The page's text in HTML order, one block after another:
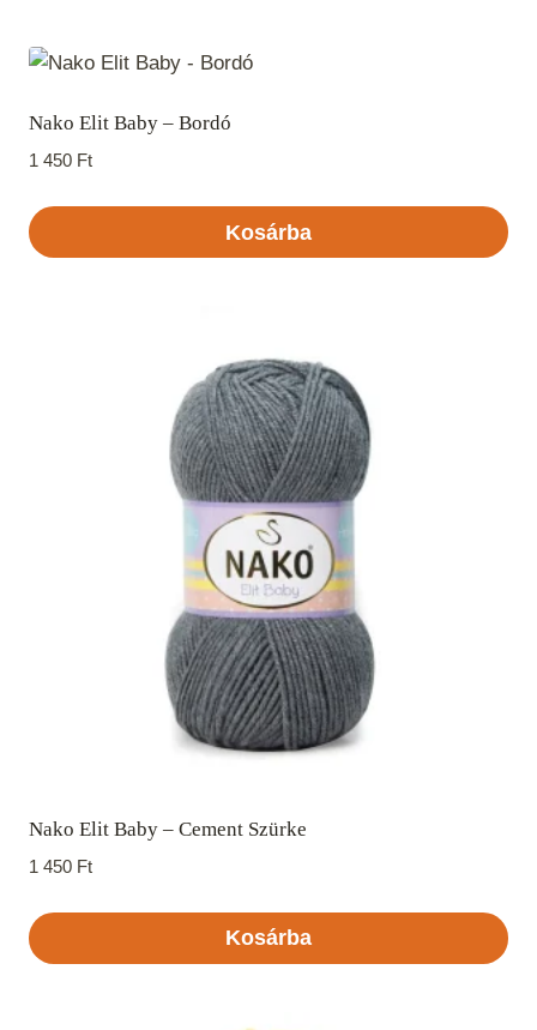
Nako Elit Baby – Bordó
1 450 Ft
Kosárba
Nako Elit Baby – Cement Szürke
1 450 Ft
Kosárba